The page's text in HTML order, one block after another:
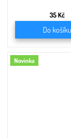
35 Kč
Do košíku
Novinka